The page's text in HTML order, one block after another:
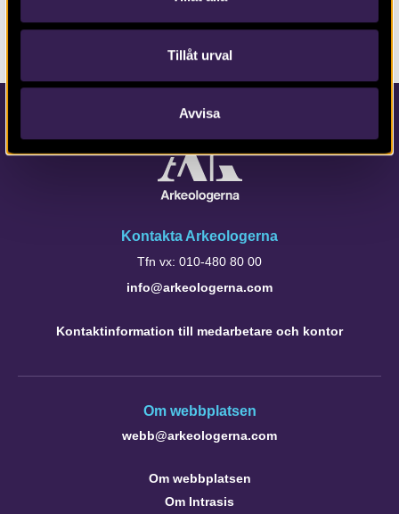
Tillåt urval
Avvisa
Kontakta Arkeologerna
Tfn vx: 010-480 80 00
info@arkeologerna.com
Kontaktinformation till medarbetare och kontor
Om webbplatsen
webb@arkeologerna.com
Om webbplatsen
Om Intrasis